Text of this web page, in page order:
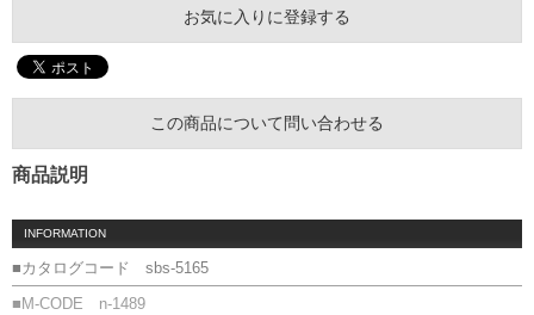
お気に入りに登録する
この商品について問い合わせる
商品説明
INFORMATION
■カタログコード sbs-5165
■M-CODE n-1489